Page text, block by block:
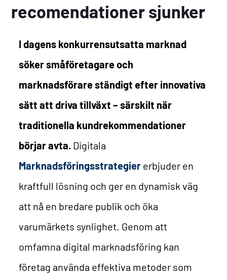
recomendationer sjunker
I dagens konkurrensutsatta marknad
söker småföretagare och
marknadsförare ständigt efter innovativa
sätt att driva tillväxt – särskilt när
traditionella kundrekommendationer
börjar avta. Digitala
Marknadsföringsstrategier erbjuder en
kraftfull lösning och ger en dynamisk väg
att nå en bredare publik och öka
varumärkets synlighet. Genom att
omfamna digital marknadsföring kan
företag använda effektiva metoder som